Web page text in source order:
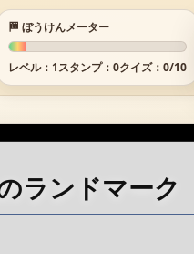
🏁 ぼうけんメーター
レベル： 1スタンプ： 0クイズ： 0/10
ーク ―